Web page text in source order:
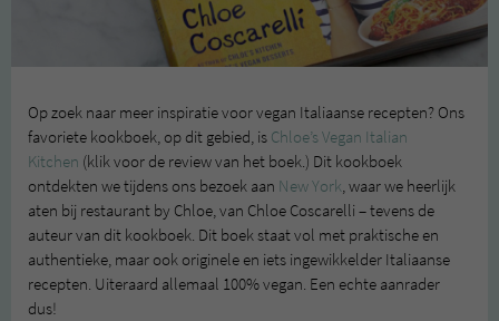
Op zoek naar meer inspiratie voor vegan Italiaanse recepten? Ons
favoriete kookboek, op dit gebied, is Chloe’s Vegan Italian
Kitchen (klik voor de review van het boek.) Dit kookboek
ontdekten we tijdens ons bezoek aan New York, waar we heerlijk
aten bij restaurant by Chloe, van Chloe Coscarelli – tevens de
auteur van dit kookboek. Dit boek staat vol met praktische en
authentieke, maar ook originele en iets ingewikkelder Italiaanse
recepten. Uiteraard allemaal 100% vegan. Een echte aanrader
dus!